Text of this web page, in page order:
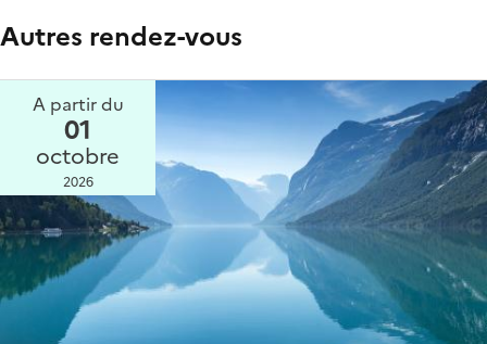
Autres rendez-vous
A partir du
01
octobre
2026